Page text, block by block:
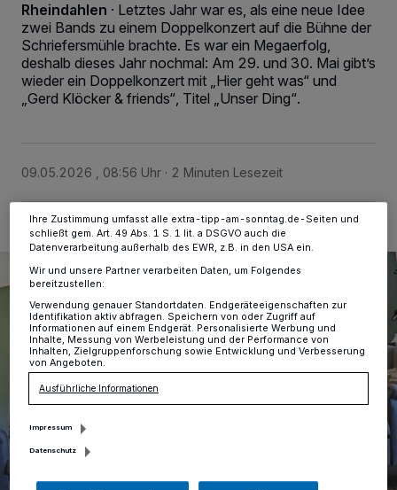
Rheindahlen · Letztes Jahr war es, als eine neue Idee
zwei Bands zu einem Doppelkonzert auf die Bühne der
Schriefersmühle brachte. Es war ein Megaerfolg,
deshalb dieses Jahr nochmal: Am 29. und 30. Mai gibt’s
wieder ein Doppelkonzert mit „Hier geht was“ und
„Gerd Klöcker & friends“, Titel „Unser Ding“.
09.05.2026 , 08:56 Uhr 2 Minuten Lesezeit
Wir und unsere218
-Partner speichern und greifen auf
personenbezogene Daten wie Browserdaten oder eindeutige
Kennungen auf Ihrem Gerät zu. Durch Auswahl von OK aktivieren Sie
Tracking-Technologien für die unter „Wir und unsere Partner
verarbeiten Daten, um Ihnen Dienste bereitzustellen“ aufgeführten
Einstellungen oder Ablehnen am unteren Rand der Webseite klicken.
Ihre Einstellungen gelten innerhalb unseres Website. Weitere
Ihre Zustimmung umfasst alle extra-tipp-am-sonntag.de-Seiten und
schließt gem. Art. 49 Abs. 1 S. 1 lit. a DSGVO auch die
Datenverarbeitung außerhalb des EWR, z.B. in den USA ein.
Wir und unsere Partner verarbeiten Daten, um Folgendes
bereitzustellen:
Verwendung genauer Standortdaten. Endgeräteeigenschaften zur
Identifikation aktiv abfragen. Speichern von oder Zugriff auf
Informationen auf einem Endgerät. Personalisierte Werbung und
Inhalte, Messung von Werbeleistung und der Performance von
Inhalten, Zielgruppenforschung sowie Entwicklung und Verbesserung
von Angeboten.
Ausführliche Informationen
Impressum
Datenschutz